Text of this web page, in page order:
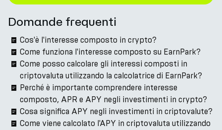
Domande frequenti
Cos'è l'interesse composto in crypto?
Come funziona l'interesse composto su EarnPark?
Come posso calcolare gli interessi composti in
criptovaluta utilizzando la calcolatrice di EarnPark?
Perché è importante comprendere interesse
composto, APR e APY negli investimenti in crypto?
Cosa significa APY negli investimenti in criptovalute?
Come viene calcolato l'APY in criptovaluta utilizzando